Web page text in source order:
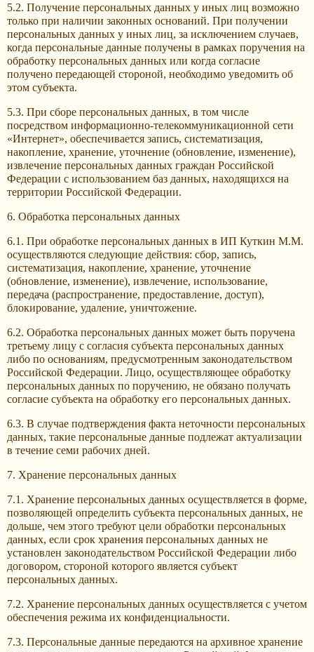
5.2. Получение персональных данных у иных лиц возможно
только при наличии законных оснований. При получении
персональных данных у иных лиц, за исключением случаев,
когда персональные данные получены в рамках поручения на
обработку персональных данных или когда согласие
получено передающей стороной, необходимо уведомить об
этом субъекта.
5.3. При сборе персональных данных, в том числе
посредством информационно-телекоммуникационной сети
«Интернет», обеспечивается запись, систематизация,
накопление, хранение, уточнение (обновление, изменение),
извлечение персональных данных граждан Российской
Федерации с использованием баз данных, находящихся на
территории Российской Федерации.
6. Обработка персональных данных
6.1. При обработке персональных данных в ИП Куткин М.М.
осуществляются следующие действия: сбор, запись,
систематизация, накопление, хранение, уточнение
(обновление, изменение), извлечение, использование,
передача (распространение, предоставление, доступ),
блокирование, удаление, уничтожение.
6.2. Обработка персональных данных может быть поручена
третьему лицу с согласия субъекта персональных данных
либо по основаниям, предусмотренным законодательством
Российской Федерации. Лицо, осуществляющее обработку
персональных данных по поручению, не обязано получать
согласие субъекта на обработку его персональных данных.
6.3. В случае подтверждения факта неточности персональных
данных, такие персональные данные подлежат актуализации
в течение семи рабочих дней.
7. Хранение персональных данных
7.1. Хранение персональных данных осуществляется в форме,
позволяющей определить субъекта персональных данных, не
дольше, чем этого требуют цели обработки персональных
данных, если срок хранения персональных данных не
установлен законодательством Российской Федерации либо
договором, стороной которого является субъект
персональных данных.
7.2. Хранение персональных данных осуществляется с учетом
обеспечения режима их конфиденциальности.
7.3. Персональные данные передаются на архивное хранение